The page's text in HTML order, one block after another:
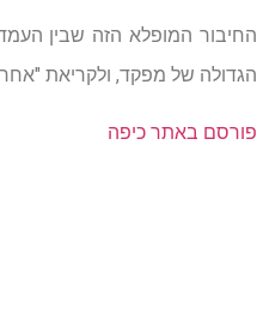
החיבור המופלא הזה שבין
הגדולה של מפקד, ולקריאת
פורסם באתר כיפה